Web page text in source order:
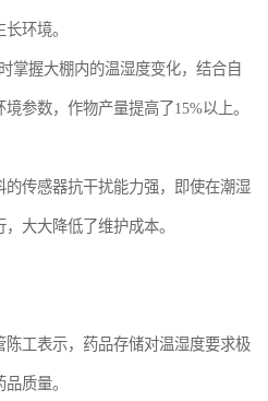
环境。
掌握大棚内的温湿度变化，结合自
参数，作物产量提高了15%以上。
传感器抗干扰能力强，即使在潮湿
大大降低了维护成本。
工表示，药品存储对温湿度要求极
质量。